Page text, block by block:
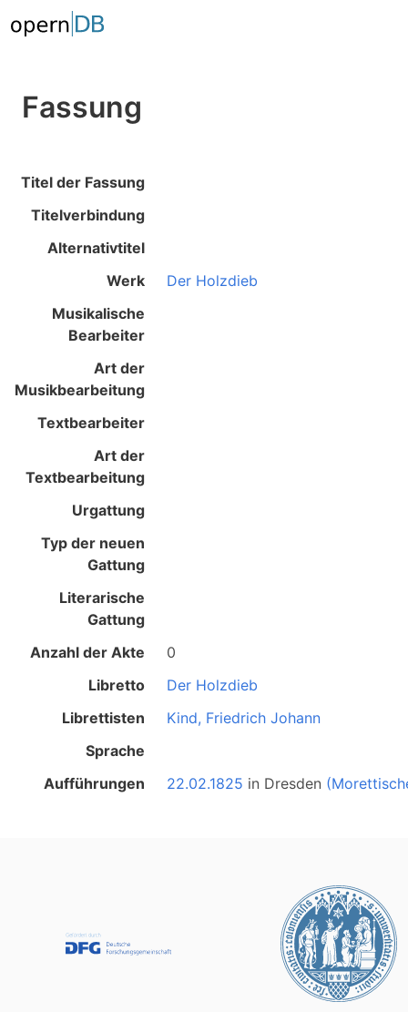
Fassung
Titel der Fassung
Titelverbindung
Alternativtitel
Werk
Der Holzdieb
Musikalische
Bearbeiter
Art der
Musikbearbeitung
Textbearbeiter
Art der
Textbearbeitung
Urgattung
Typ der neuen
Gattung
Literarische
Gattung
Anzahl der Akte
0
Libretto
Der Holzdieb
Librettisten
Kind, Friedrich Johann
Sprache
Aufführungen
22.02.1825 in Dresden